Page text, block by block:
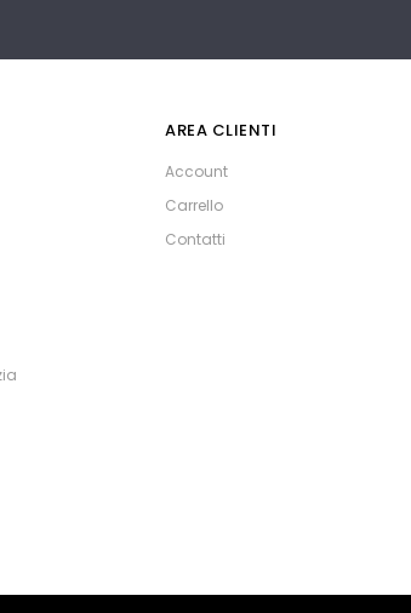
AREA CLIENTI
Account
Carrello
Contatti